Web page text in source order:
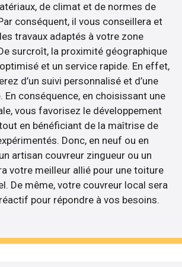
de climat et de normes de
conséquent, il vous conseillera et
travaux adaptés à votre zone
surcroît, la proximité géographique
et un service rapide. En effet,
d’un suivi personnalisé et d’une
En conséquence, en choisissant une
vous favorisez le développement
en bénéficiant de la maîtrise de
Donc, en neuf ou en
artisan couvreur zingueur ou un
votre meilleur allié pour une toiture
De même, votre couvreur local sera
pour répondre à vos besoins.